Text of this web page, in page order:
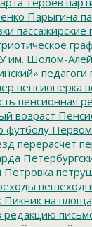
Парыгина
пассажирские
им. Шолом-
педагоги
пенсионерка
пенсионная
возраст
футболу
перерасчет
Петровка
Пикник на
редакцию